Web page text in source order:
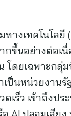
งเทคโนโลยี (
กขึ้นอย่างต่อเ
โดยเฉพาะกลุ่
นหน่วยงานรัฐ
เร็ว เข้าถึงปร
AI ปลอมเสีย